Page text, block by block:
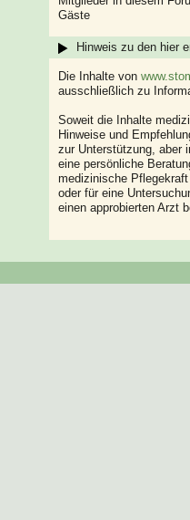
Gäste
Hinweis zu den hier
Die Inhalte von
ausschließlich zu
Soweit die Inhalte
Hinweise und
zur Unterstützung, aber
eine persönliche
medizinische
oder für eine
einen approbierten Arzt